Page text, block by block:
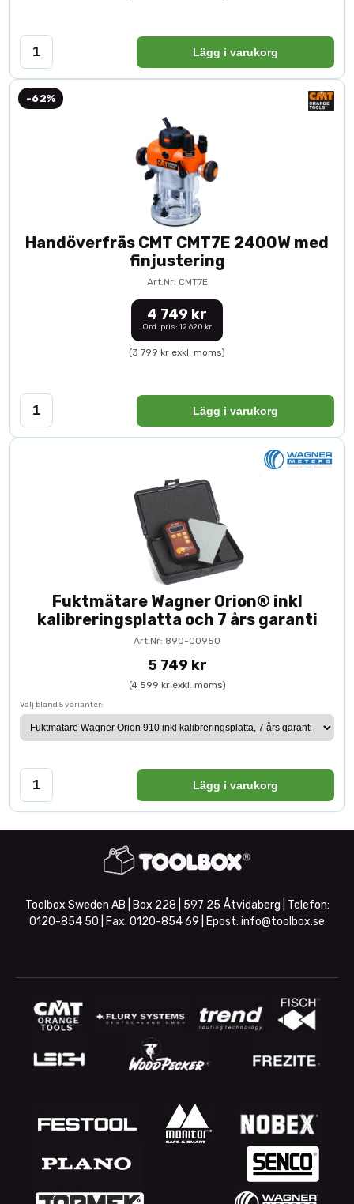
Lägg i varukorg
-62%
Handöverfräs CMT CMT7E 2400W med
finjustering
Art.Nr: CMT7E
4 749 kr
Ord. pris: 12 620 kr
(3 799 kr exkl. moms)
Lägg i varukorg
Fuktmätare Wagner Orion® inkl
kalibreringsplatta och 7 års garanti
Art.Nr: 890-00950
5 749 kr
(4 599 kr exkl. moms)
Välj bland 5 varianter:
Lägg i varukorg
Toolbox Sweden AB | Box 228 | 597 25 Åtvidaberg | Telefon:
0120-854 50 | Fax: 0120-854 69 | Epost: info@toolbox.se